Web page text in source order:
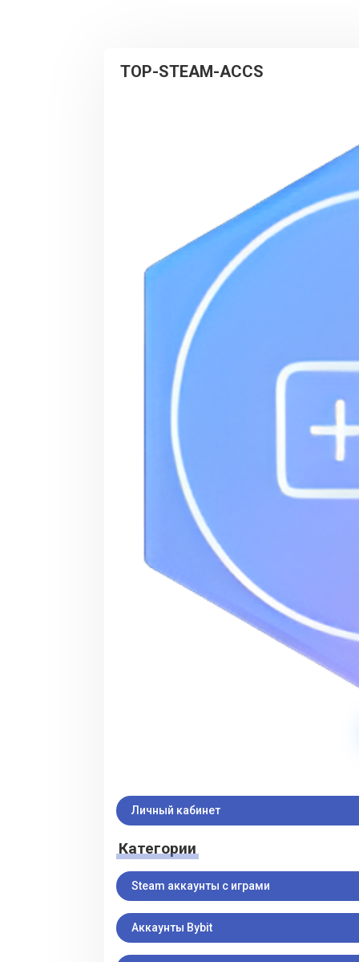
TOP-STEAM-ACCS
Личный кабинет
Категории
Steam аккаунты с играми
Аккаунты Bybit